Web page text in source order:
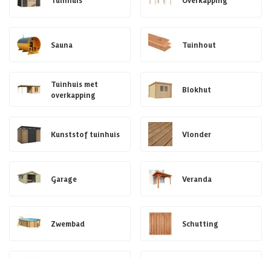
Sauna Tuinhout
Tuinhuis met
overkapping
Blokhut
Kunststof tuinhuis Vlonder
Garage Veranda
Zwembad Schutting